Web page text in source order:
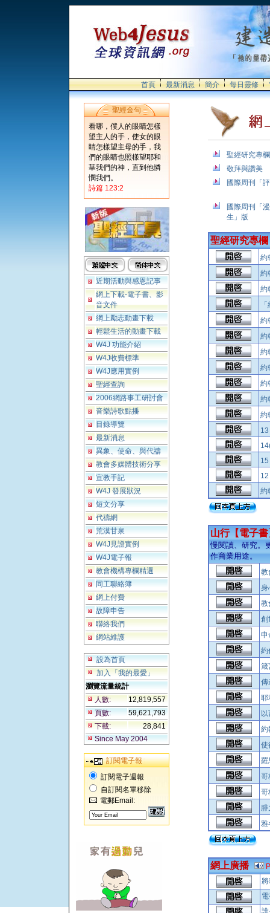
首頁 最新消息 簡介 每日靈修
聖經金句
看哪，僕人的眼睛怎樣
望主人的手，使女的眼
睛怎樣望主母的手，我
們的眼睛也照樣望耶和
華我們的神，直到他憐
憫我們。
詩篇 123:2
近期活動與感恩記事
網上下載-電子書、影
音文件
網上勵志動畫下載
輕鬆生活的動畫下載
W4J 功能介紹
W4J收費標準
W4J應用實例
聖經查詢
2006網路事工研討會
音樂詩歌點播
目錄導覽
最新消息
異象、使命、與代禱
教會多媒體技術分享
宣教手記
W4J 發展狀況
短文分享
代禱網
荒漠甘泉
W4J見證實例
W4J電子報
教會機構專欄精選
同工聯絡簿
網上付費
故障申告
聯絡我們
網站維護
設為首頁
加入「我的最愛」
瀏覽流量統計
人數:
12,819,557
頁數:
59,621,793
下載:
28,841
Since May 2004
訂閱電子報
訂閱電子週報
自訂閱名單移除
電郵Email:
聖經研究專欄
敬拜與讚美
國際周刊「
國際周刊「
生」版
聖經研究專欄
約
約
約
約
約
約
約
約
約
約
約
山行【電子書
慢閱讀、研究。
作商業用途。
教
身
教
創
申
約
箴
傳
耶
約
使
羅
哥
哥
雅
網上廣播